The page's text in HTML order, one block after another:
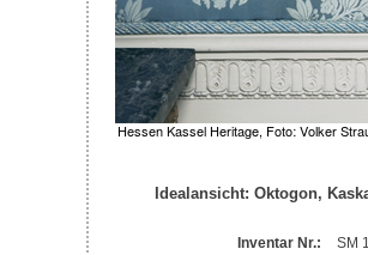
Idealansicht: Oktogon,
Inventar Nr.:
SM